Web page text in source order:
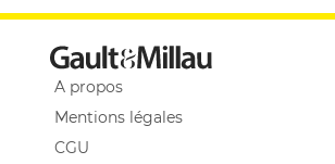
A propos
Mentions légales
CGU